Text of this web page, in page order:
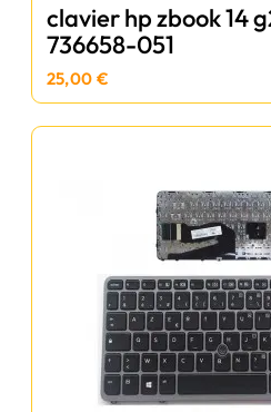
clavier hp zbook 14
736658-051
25,00 €